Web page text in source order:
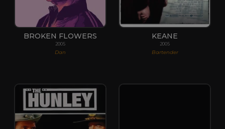
BROKEN FLOWERS
2005
Dan
KEANE
2005
Bartender